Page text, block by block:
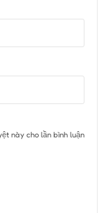
này cho lần bình luận